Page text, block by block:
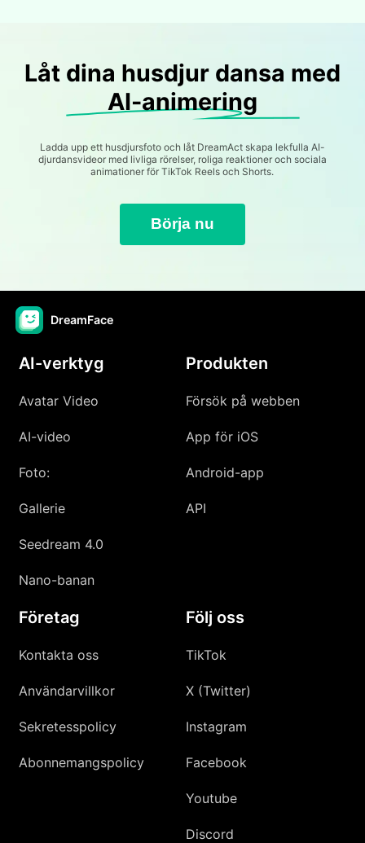
Låt dina husdjur dansa med
AI-animering
Ladda upp ett husdjursfoto och låt DreamAct skapa lekfulla AI-
djurdansvideor med livliga rörelser, roliga reaktioner och sociala
animationer för TikTok Reels och Shorts.
Börja nu
DreamFace
AI-verktyg
Avatar Video
AI-video
Foto:
Gallerie
Seedream 4.0
Nano-banan
Produkten
Försök på webben
App för iOS
Android-app
API
Företag
Kontakta oss
Användarvillkor
Sekretesspolicy
Abonnemangspolicy
Följ oss
TikTok
X (Twitter)
Instagram
Facebook
Youtube
Discord